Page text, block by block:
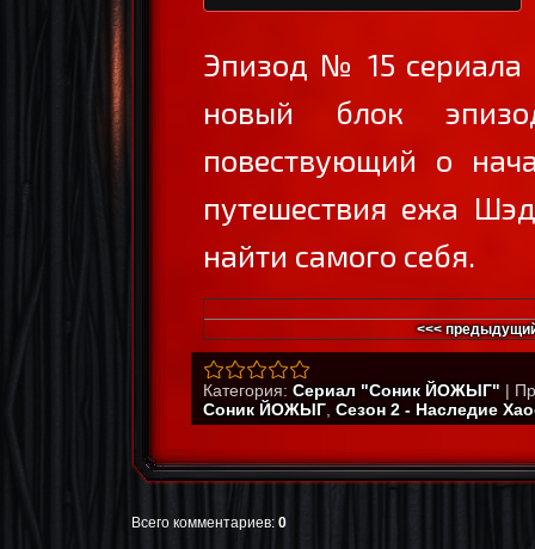
Эпизод № 15
новый блок
повествующий о
путешествия ежа
найти самого себя.
<<<
Категория: Сериал "Соник ЙОЖЫГ" |
Соник ЙОЖЫГ Сезон 2 - Наследие
Всего комментариев: 0